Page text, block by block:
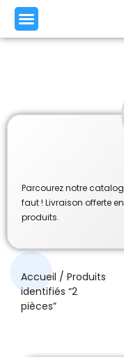
Parcourez notre
faut ! Livraison offerte
produits.
Accueil / Produits
identifiés “2
pièces”